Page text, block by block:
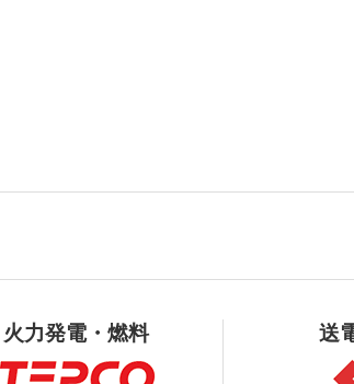
火力発電・燃料 送